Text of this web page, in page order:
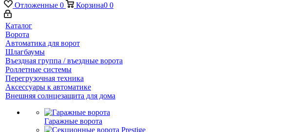
Отложенные 0 Корзина0 0
Каталог
Ворота
Автоматика для ворот
Шлагбаумы
Въездная группа / въездные ворота
Роллетные системы
Перегрузочная техника
Аксессуары к автоматике
Внешняя солнцезащита для дома
Гаражные ворота